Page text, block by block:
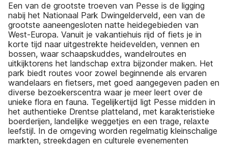
Een van de grootste troeven van Pesse is de ligging
nabij het Nationaal Park Dwingelderveld, een van de
grootste aaneengesloten natte heidegebieden van
West-Europa. Vanuit je vakantiehuis rijd of fiets je in
korte tijd naar uitgestrekte heidevelden, vennen en
bossen, waar schaapskuddes, wandelroutes en
uitkijktorens het landschap extra bijzonder maken. Het
park biedt routes voor zowel beginnende als ervaren
wandelaars en fietsers, met goed aangegeven paden en
diverse bezoekerscentra waar je meer leert over de
unieke flora en fauna. Tegelijkertijd ligt Pesse midden in
het authentieke Drentse platteland, met karakteristieke
boerderijen, landelijke weggetjes en een trage, relaxte
leefstijl. In de omgeving worden regelmatig kleinschalige
markten, streekdagen en culturele evenementen